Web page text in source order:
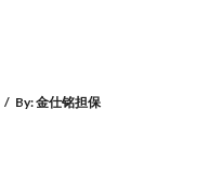
/ By:金仕铭担保